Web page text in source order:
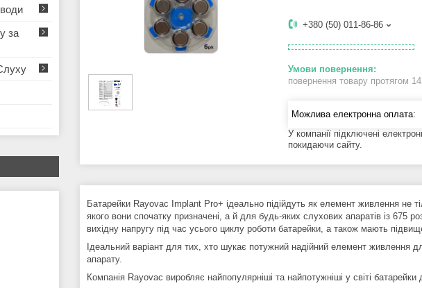
+380 (50) 011-86-86
повернення товару протягом 14
У компанії підключені
покидаючи сайту.
Батарейки Rayovac Implant Pro+ ідеально підійдуть як елемент живлення не
якого вони спочатку призначені, а й для будь-яких слухових апаратів із 675
вихідну напругу під час усього циклу роботи батарейки, а також мають
Ідеальний варіант для тих, хто шукає потужний надійний елемент живлення
апарату.
Компанія Rayovac виробляє найпопулярніші та найпотужніші у світі батарейки
за